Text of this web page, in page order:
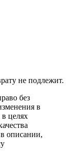
не подлежит.
без
в
целях
описании,